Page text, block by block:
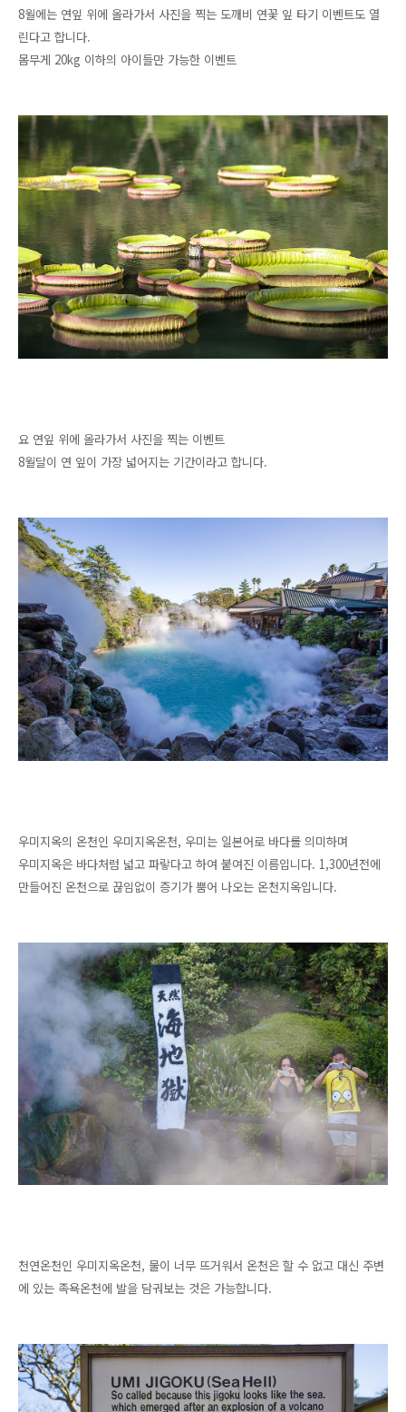
8월에는 연잎 위에 올라가서 사진을 찍는 도깨비 연꽃 잎 타기 이벤트도 열
린다고 합니다.
몸무게 20kg 이하의 아이들만 가능한 이벤트
요 연잎 위에 올라가서 사진을 찍는 이벤트
8월달이 연 잎이 가장 넓어지는 기간이라고 합니다.
우미지옥의 온천인 우미지옥온천, 우미는 일본어로 바다를 의미하며
우미지옥은 바다처럼 넓고 파랗다고 하여 붙여진 이름입니다. 1,300년전에
만들어진 온천으로 끊임없이 증기가 뿜어 나오는 온천지옥입니다.
천연온천인 우미지옥온천, 물이 너무 뜨거워서 온천은 할 수 없고 대신 주변
에 있는 족욕온천에 발을 담궈보는 것은 가능합니다.